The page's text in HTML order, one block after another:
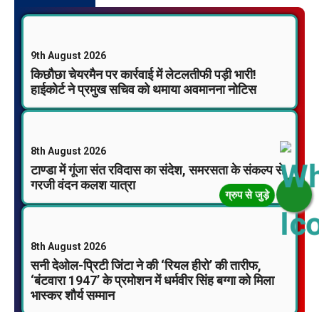
9th August 2026
किछौछा चेयरमैन पर कार्रवाई में लेटलतीफी पड़ी भारी!
हाईकोर्ट ने प्रमुख सचिव को थमाया अवमानना नोटिस
8th August 2026
टाण्डा में गूंजा संत रविदास का संदेश, समरसता के संकल्प से
गरजी वंदन कलश यात्रा
8th August 2026
सनी देओल-प्रिटी जिंटा ने की ‘रियल हीरो’ की तारीफ,
‘बंटवारा 1947’ के प्रमोशन में धर्मवीर सिंह बग्गा को मिला
भास्कर शौर्य सम्मान